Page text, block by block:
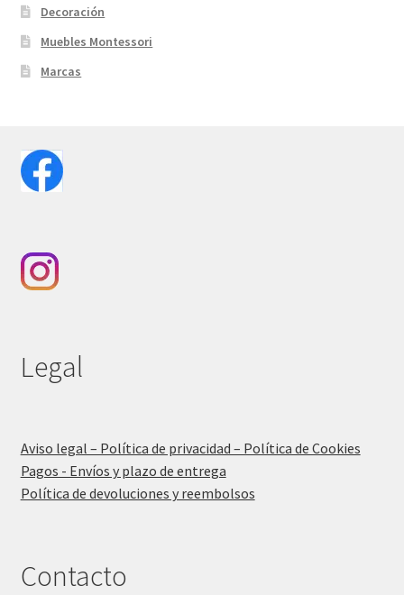
Decoración
Muebles Montessori
Marcas
Legal
Aviso legal – Política de privacidad – Política de Cookies
Pagos - Envíos y plazo de entrega
Política de devoluciones y reembolsos
Contacto